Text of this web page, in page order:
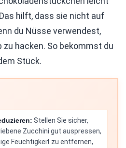
hilft, dass sie nicht auf
du Nüsse verwendest,
zu hacken. So bekommst du
Stück.
Stellen Sie sicher,
Zucchini gut auspressen,
Feuchtigkeit zu entfernen,